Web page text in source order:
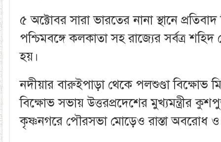
৫ অক্টোবর সারা ভারতের নানা স্থানে
পশ্চিমবঙ্গে কলকাতা সহ রাজ্যের সর্বত্র শহিদ
হয়।
নদীয়ার বারুইপাড়া থেকে পলশুণ্ডা বিক্ষোভ
বিক্ষোভ সভায় উত্তরপ্রদেশের মুখ্যমন্ত্রীর
কৃষ্ণনগরে পৌরসভা মোড়েও রাস্তা